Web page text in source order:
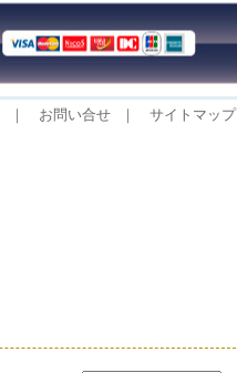
｜ お問い合せ ｜ サイトマップ